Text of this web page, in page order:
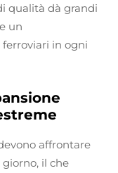
qualità dà grandi
un
in ogni
affrontare
il che